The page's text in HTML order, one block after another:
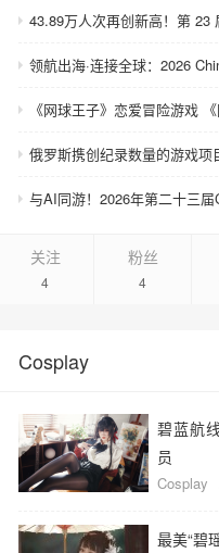
俄罗斯携创纪录数量的游戏项
与AI同游！2026年第二十三届
关注
4
粉丝
4
Cosplay
碧蓝航
员
Cosplay
最美“碧